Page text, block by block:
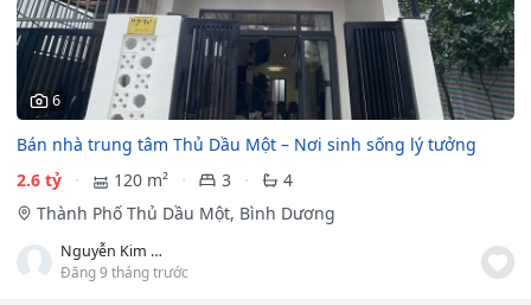
6
Bán nhà trung tâm Thủ Dầu Một – Nơi sinh sống lý tưởng
2.6 tỷ
120 m² 3
4
Thành Phố Thủ Dầu Một, Bình Dương
Nguyễn Kim tiểu Long
Đăng 9 tháng trước